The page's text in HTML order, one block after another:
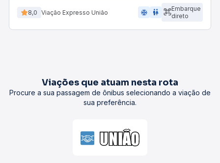
8,0 Viação Expresso União ac_unit wc
Embarque
direto
Viações que atuam nesta rota
Procure a sua passagem de ônibus selecionando a viação de
sua preferência.